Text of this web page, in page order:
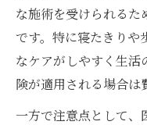
な施術を受けられるた
です。特に寝たきりや
なケアがしやすく生活
険が適用される場合は
一方で注意点として、